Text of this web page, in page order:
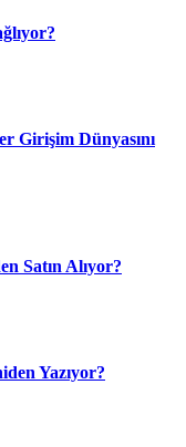
Girişim Dünyasını
Satın Alıyor?
Yazıyor?